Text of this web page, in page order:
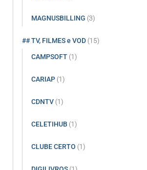
MAGNUSBILLING (3)
## TV, FILMES e VOD (15)
CAMPSOFT (1)
CARIAP (1)
CDNTV (1)
CELETIHUB (1)
CLUBE CERTO (1)